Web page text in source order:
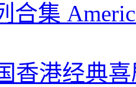
合集
香港经典